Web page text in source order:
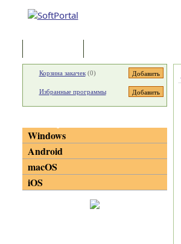
Корзина закачек(0)
Избранные программы
Windows
Android
macOS
iOS